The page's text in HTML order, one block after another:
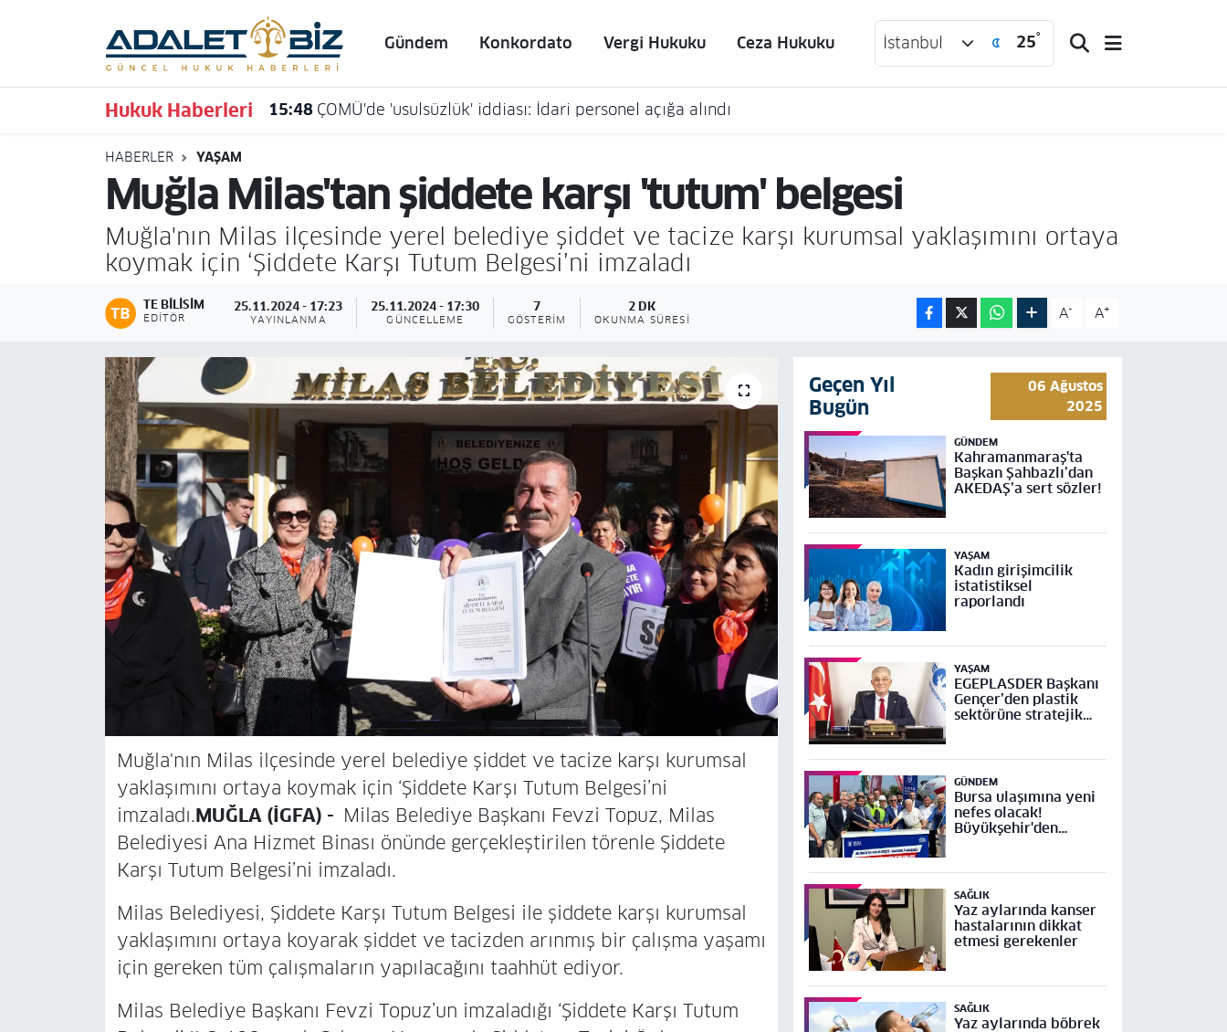
Gündem Konkordato Vergi Hukuku Ceza Hukuku İstanbul 25°
Hukuk Haberleri 15:48 ÇOMÜ'de 'usulsüzlük' iddiası: İdari personel açığa alındı
HABERLER YAŞAM
Muğla Milas'tan şiddete karşı 'tutum' belgesi
Muğla'nın Milas ilçesinde yerel belediye şiddet ve tacize karşı kurumsal yaklaşımını ortaya
koymak için ‘Şiddete Karşı Tutum Belgesi’ni imzaladı
TE BILISIM
EDITÖR
25.11.2024 - 17:23
YAYINLANMA
25.11.2024 - 17:30
GÜNCELLEME
7
GÖSTERIM
2 DK
OKUNMA SÜRESI A- A+
Muğla'nın Milas ilçesinde yerel belediye şiddet ve tacize karşı kurumsal
yaklaşımını ortaya koymak için ‘Şiddete Karşı Tutum Belgesi’ni
imzaladı.MUĞLA (İGFA) - Milas Belediye Başkanı Fevzi Topuz, Milas
Belediyesi Ana Hizmet Binası önünde gerçekleştirilen törenle Şiddete
Karşı Tutum Belgesi’ni imzaladı.
Milas Belediyesi, Şiddete Karşı Tutum Belgesi ile şiddete karşı kurumsal
yaklaşımını ortaya koyarak şiddet ve tacizden arınmış bir çalışma yaşamı
için gereken tüm çalışmaların yapılacağını taahhüt ediyor.
Milas Belediye Başkanı Fevzi Topuz’un imzaladığı ‘Şiddete Karşı Tutum
Geçen Yıl
Bugün
06 Ağustos
2025
GÜNDEM
Kahramanmaraş'ta
Başkan Şahbazlı’dan
AKEDAŞ’a sert sözler!
YAŞAM
Kadın girişimcilik
istatistiksel
raporlandı
YAŞAM
EGEPLASDER Başkanı
Gençer’den plastik
sektörüne stratejik
GÜNDEM
Bursa ulaşımına yeni
nefes olacak!
Büyükşehir'den
Projesi’ne temel
SAĞLIK
Yaz aylarında kanser
hastalarının dikkat
etmesi gerekenler
SAĞLIK
Yaz aylarında böbrek
Hava Durumu
Trafik Durumu
Süper Lig Puan Durumu ve Fikstür
Tüm Manşetler
Son Dakika Haberleri
Haber Arşivi